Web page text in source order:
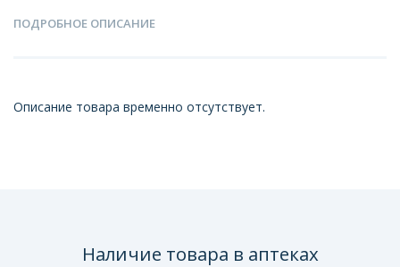
ПОДРОБНОЕ ОПИСАНИЕ
Описание товара временно отсутствует.
Наличие товара в аптеках